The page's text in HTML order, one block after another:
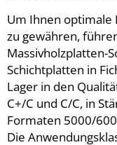
Um Ihnen optimale
zu gewähren,
Massivholzplatten-
Schichtplatten in
Lager in den
C+/C und C/C, in
Formaten 5000/
Die